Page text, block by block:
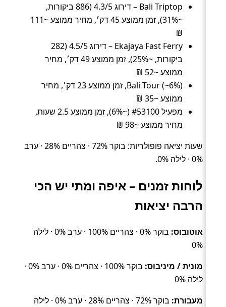
Bali Triptop – דירוג 4.3/5 (886 ביקורות,
~31%), זמן ממוצע 45 דק׳, מחיר ממוצע ~111
₪
Ekajaya Fast Ferry – דירוג 4.5/5 (282
ביקורות, ~25%), זמן ממוצע 49 דק׳, מחיר
ממוצע ~52 ₪
Bali Tour (~6%), זמן ממוצע 23 דק׳, מחיר
ממוצע ~35 ₪
מפעיל #53100 (~6%), זמן ממוצע 2.5 שעות,
מחיר ממוצע ~98 ₪
שעות יציאה פופולריות: בוקר 72% · צהריים 28% · ערב
0% · לילה 0%.
לוחות זמנים – איפה ומתי יש הכי
הרבה יציאות
אוטובוס:
בוקר 0% · צהריים 100% · ערב 0% · לילה
0%
מונית / מיניבוס:
בוקר 100% · צהריים 0% · ערב 0% ·
לילה 0%
מעבורת:
בוקר 72% · צהריים 28% · ערב 0% · לילה